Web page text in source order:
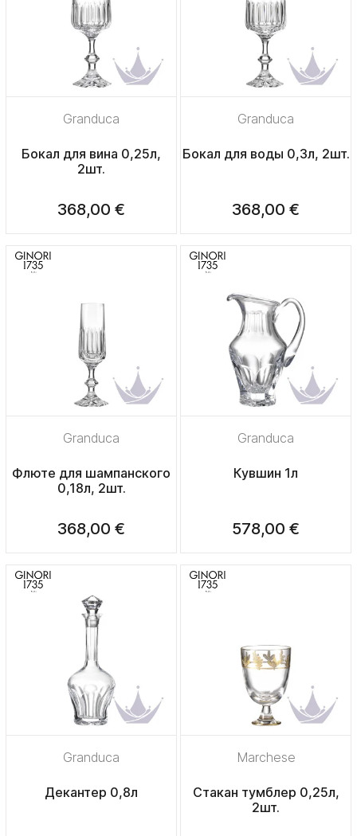
Granduca
Бокал для вина 0,25л,
2шт.
368,00 €
Granduca
Бокал для воды 0,3л, 2шт.
368,00 €
Granduca
Флюте для шампанского
0,18л, 2шт.
368,00 €
Granduca
Кувшин 1л
578,00 €
Granduca
Декантер 0,8л
Marchese
Стакан тумблер 0,25л,
2шт.